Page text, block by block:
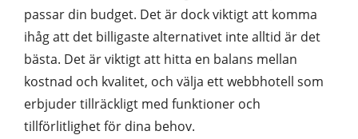
passar din budget. Det är dock viktigt att komma
ihåg att det billigaste alternativet inte alltid är det
bästa. Det är viktigt att hitta en balans mellan
kostnad och kvalitet, och välja ett webbhotell som
erbjuder tillräckligt med funktioner och
tillförlitlighet för dina behov.